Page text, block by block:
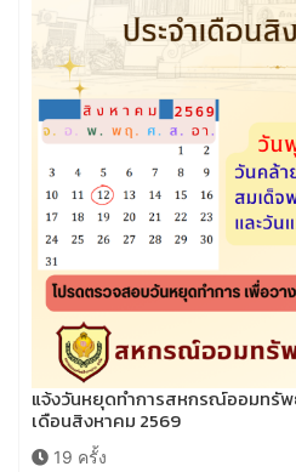
แจ้งวันหยุดทำการสหกรณ์ออมทรัพ
เดือนสิงหาคม 2569
19 ครั้ง